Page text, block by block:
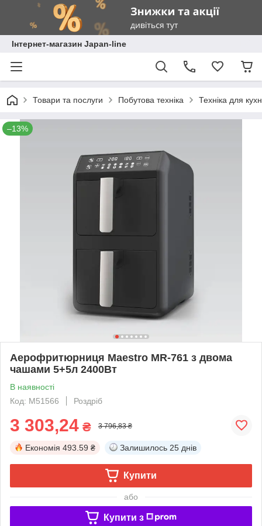
Інтернет-магазин Japan-line
Товари та послуги Побутова техніка Техніка для
–13%
Аерофритюрниця Maestro MR-761 з двома
чашами 5+5л 2400Вт
В наявності
Код: М51566
Роздріб
3 303,24 ₴ 3 796,83 ₴
Економія 493.59 ₴ Залишилось 25 днів
Купити
або
Купити з